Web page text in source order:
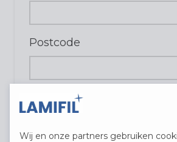
Postcode
Wij en onze partners gebruiken